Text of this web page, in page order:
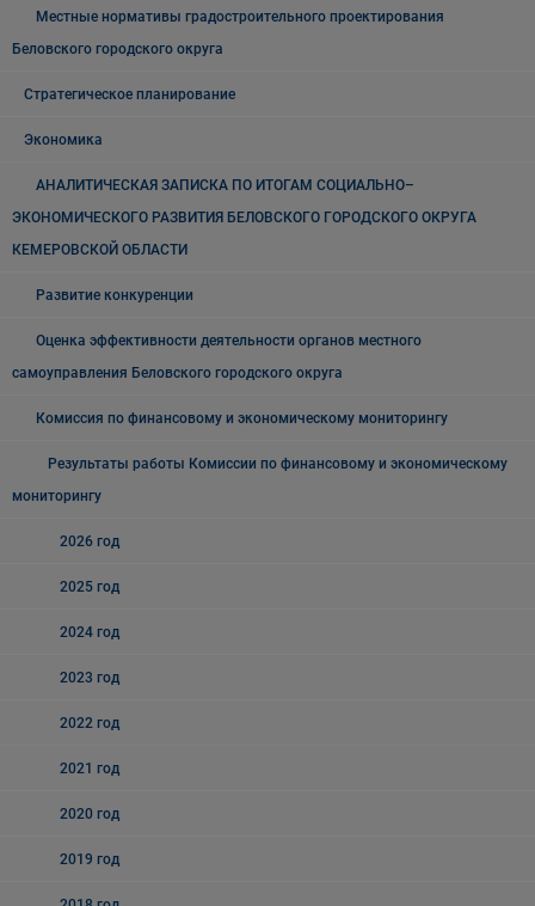
Местные нормативы градостроительного проектирования
Беловского городского округа
Стратегическое планирование
Экономика
АНАЛИТИЧЕСКАЯ ЗАПИСКА ПО ИТОГАМ СОЦИАЛЬНО–
ЭКОНОМИЧЕСКОГО РАЗВИТИЯ БЕЛОВСКОГО ГОРОДСКОГО ОКРУГА
КЕМЕРОВСКОЙ ОБЛАСТИ
Развитие конкуренции
Оценка эффективности деятельности органов местного
самоуправления Беловского городского округа
Комиссия по финансовому и экономическому мониторингу
Результаты работы Комиссии по финансовому и экономическому
мониторингу
2026 год
2025 год
2024 год
2023 год
2022 год
2021 год
2020 год
2019 год